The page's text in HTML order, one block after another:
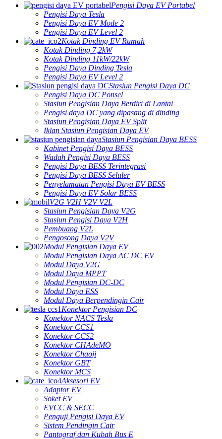
Pengisi Daya EV Portabel
Pengisi Daya Tesla
Pengisi Daya EV Mode 2
Pengisi Daya EV Level 2
Kotak Dinding EV Rumah
Kotak Dinding 7,2kW
Kotak Dinding 11kW/22kW
Pengisi Daya Dinding Tesla
Pengisi Daya EV Level 2
Stasiun Pengisi Daya DC
Pengisi Daya DC Ponsel
Stasiun Pengisian Daya Berdiri di Lantai
Pengisi daya DC yang dipasang di dinding
Stasiun Pengisian Daya EV Split
Iklan Stasiun Pengisian Daya EV
Stasiun Pengisian Daya BESS
Kabinet Pengisi Daya BESS
Wadah Pengisi Daya BESS
Pengisi Daya BESS Terintegrasi
Pengisi Daya BESS Seluler
Penyelamatan Pengisi Daya EV BESS
Pengisi Daya EV Solar BESS
V2G V2H V2V V2L
Stasiun Pengisian Daya V2G
Stasiun Pengisi Daya V2H
Pembuang V2L
Pengosong Daya V2V
Modul Pengisian Daya EV
Modul Pengisian Daya AC DC EV
Modul Daya V2G
Modul Daya MPPT
Modul Pengisian DC-DC
Modul Daya ESS
Modul Daya Berpendingin Cair
Konektor Pengisian DC
Konektor NACS Tesla
Konektor CCS1
Konektor CCS2
Konektor CHAdeMO
Konektor Chaoji
Konektor GBT
Konektor MCS
Aksesori EV
Adaptor EV
Soket EV
EVCC & SECC
Penguji Pengisi Daya EV
Sistem Pendingin Cair
Pantograf dan Kubah Bus E